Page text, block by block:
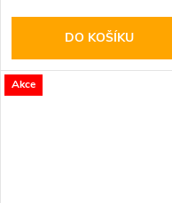
DO KOŠÍKU
Akce